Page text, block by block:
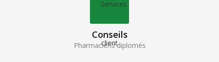
Conseils
Pharmaciens diplomés